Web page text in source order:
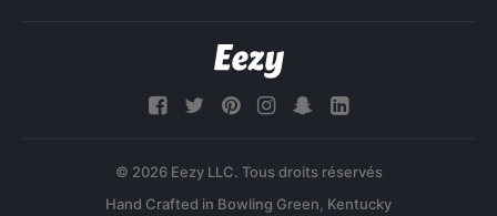
© 2026 Eezy LLC. Tous droits réservés